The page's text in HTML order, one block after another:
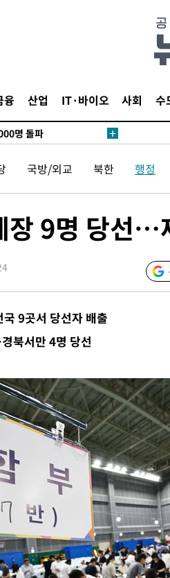
융 산업 IT·바이오 사회 수
투표 김민석 승리
역엔 호의주의보
명 돌파
담벼락 붕괴
정가 1.3억원
망·1명 실종
더위, 열대야 계속[다음
걱정 안겨드려 죄송"
닥 1.3%↑
선원·최민희·서미화·
…金 47.75%·鄭
의미보단 팀 위해 뛸
투표 김민석 승리
㎜ '강한 비'[내일날씨]
고, 많은 트로피 원해 아
엔 호의주의보
명 돌파
담벼락 붕괴
정가 1.3억원
에 숨진 채 발견
과 한일전
국방/외교 북한 행정
장 9명 당선
9곳서 당선자 배출
북서만 4명 당선